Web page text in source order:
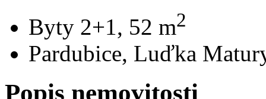
Byty 2+1, 52 m2
Pardubice, Luďka
Popis nemovitosti